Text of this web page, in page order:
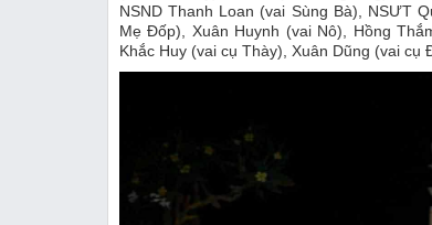
NSND Thanh Loan (vai Sùng Bà), NSƯT
Mẹ Đốp), Xuân Huynh (vai Nô), Hồng
Khắc Huy (vai cụ Thày), Xuân Dũng (vai